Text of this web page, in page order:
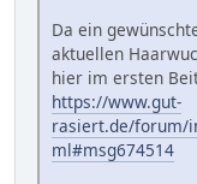
Da ein
aktuellen
hier im ersten
https://www.gut-
rasiert.de/forum/
ml#msg674514